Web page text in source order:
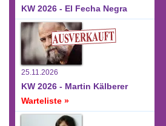
KW 2026 - El Fecha Negra
25.11.2026
KW 2026 - Martin Kälberer
Warteliste »